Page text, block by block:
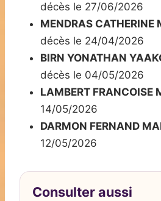
décès le 27/06/2026
MENDRAS CATHERINE
décès le 24/04/2026
BIRN YONATHAN
décès le 04/05/2026
LAMBERT FRANCOISE
14/05/2026
DARMON FERNAND
12/05/2026
Consulter aussi